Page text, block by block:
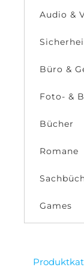
Audio &
Büro &
Foto- &
Bücher
Romane
Games